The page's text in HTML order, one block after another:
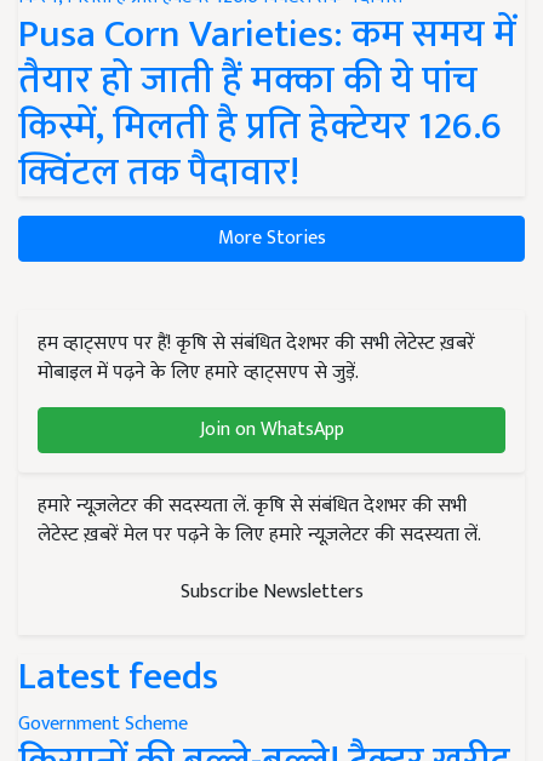
Pusa Corn Varieties: कम समय में
तैयार हो जाती हैं मक्का की ये पांच
किस्में, मिलती है प्रति हेक्टेयर 126.6
क्विंटल तक पैदावार!
More Stories
हम व्हाट्सएप पर हैं! कृषि से संबंधित देशभर की सभी लेटेस्ट ख़बरें
मोबाइल में पढ़ने के लिए हमारे व्हाट्सएप से जुड़ें.
Join on WhatsApp
हमारे न्यूज़लेटर की सदस्यता लें. कृषि से संबंधित देशभर की सभी
लेटेस्ट ख़बरें मेल पर पढ़ने के लिए हमारे न्यूज़लेटर की सदस्यता लें.
Subscribe Newsletters
Latest feeds
Government Scheme